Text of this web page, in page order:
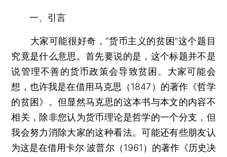
一、引言
大家可能很好奇，“货币主义的贫困”这个题目
究竟是什么意思。首先要说的是，这个标题并不是
说管理不善的货币政策会导致贫困。大家可能会
想，也许我是在借用马克思（1847）的著作《哲学
的贫困》。但显然马克思的这本书与本文的内容不
相关，除非您认为货币理论是哲学的一个分支，但
我会努力消除大家的这种看法。可能还有些朋友认
为这是在借用卡尔·波普尔（1961）的著作《历史决